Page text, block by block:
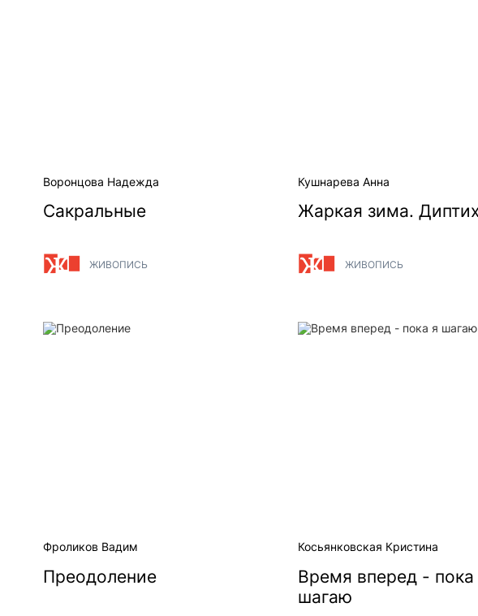
Воронцова Надежда
Сакральные
ЖИВОПИСЬ
Кушнарева Анна
Жаркая зима.
ЖИВОПИСЬ
Преодоление
Фроликов Вадим
Преодоление
Время вперед - пока я
Косьянковская Кристина
Время вперед - пока
шагаю